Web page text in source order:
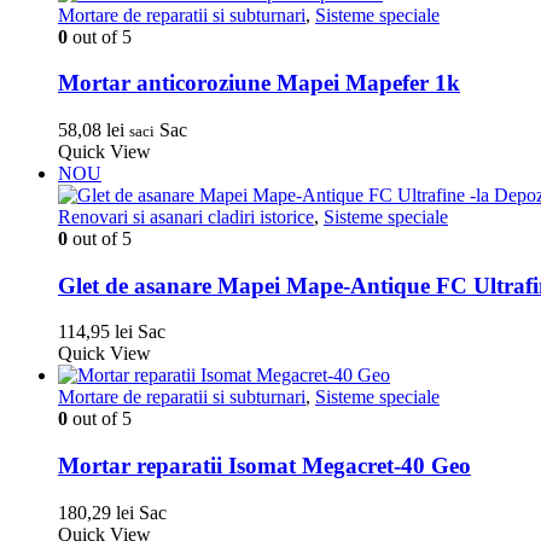
Mortare de reparatii si subturnari, Sisteme speciale
0 out of 5
Mortar anticoroziune Mapei Mapefer 1k
58,08 lei saci Sac
Quick View
NOU
Renovari si asanari cladiri istorice, Sisteme speciale
0 out of 5
Glet de asanare Mapei Mape-Antique FC
114,95 lei Sac
Quick View
Mortare de reparatii si subturnari, Sisteme speciale
0 out of 5
Mortar reparatii Isomat Megacret-40 Geo
180,29 lei Sac
Quick View